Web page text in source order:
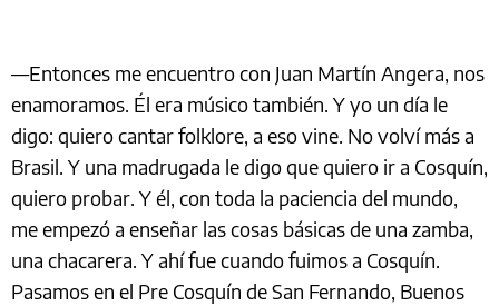
—Entonces me encuentro con Juan Martín Angera, nos
enamoramos. Él era músico también. Y yo un día le
digo: quiero cantar folklore, a eso vine. No volví más a
Brasil. Y una madrugada le digo que quiero ir a Cosquín,
quiero probar. Y él, con toda la paciencia del mundo,
me empezó a enseñar las cosas básicas de una zamba,
una chacarera. Y ahí fue cuando fuimos a Cosquín.
Pasamos en el Pre Cosquín de San Fernando, Buenos